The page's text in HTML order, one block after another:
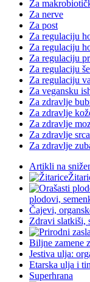
Za
Za nerve
Za post
Za regulaciju
Za regulaciju
Za regulaciju
Za regulaciju
Za regulaciju
Za vegansku
Za zdravlje
Za zdravlje
Za zdravlje
Za zdravlje
Za zdravlje
Artikli na
plodovi,
Čajevi,
Zdravi slatkiši,
Biljne zamene
Jestiva ulja:
Etarska ulja i
Superhrana